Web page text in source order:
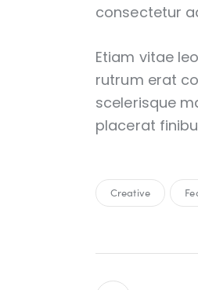
consectetur
Etiam vitae
rutrum erat
scelerisque
placerat
Creative